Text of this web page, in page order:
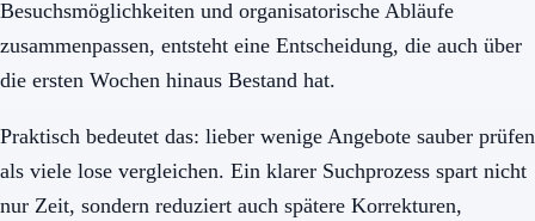
Besuchsmöglichkeiten und organisatorische Abläufe
zusammenpassen, entsteht eine Entscheidung, die auch über
die ersten Wochen hinaus Bestand hat.
Praktisch bedeutet das: lieber wenige Angebote sauber prüfen
als viele lose vergleichen. Ein klarer Suchprozess spart nicht
nur Zeit, sondern reduziert auch spätere Korrekturen,